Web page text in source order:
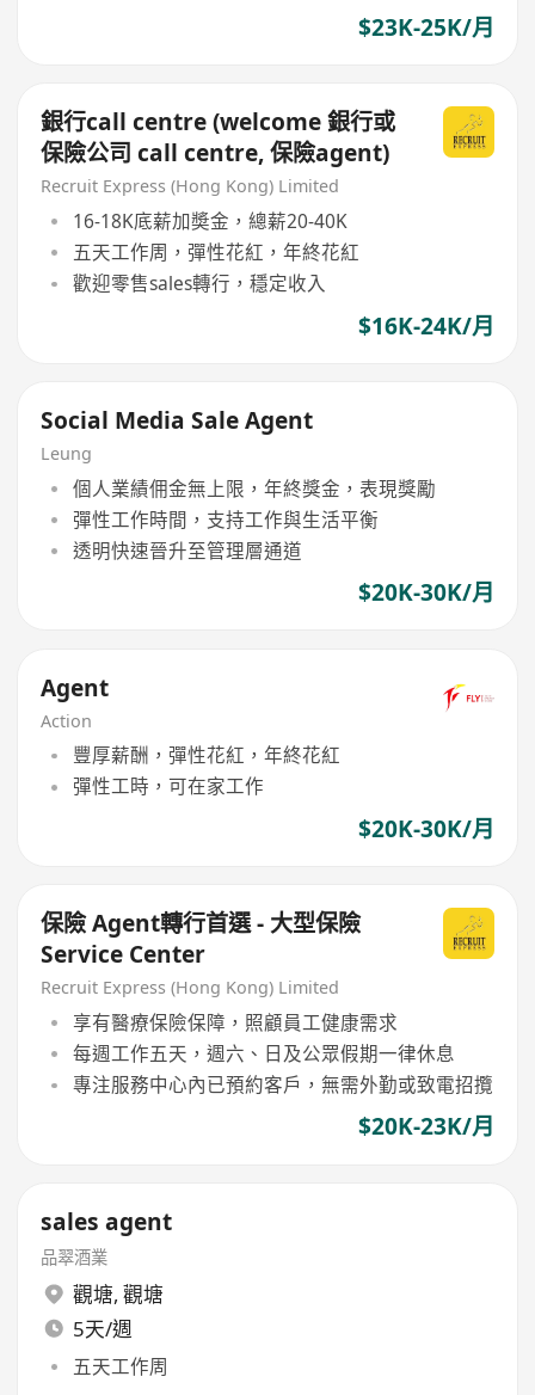
$23K-25K/月
銀行call centre (welcome 銀行或
保險公司 call centre, 保險agent)
Recruit Express (Hong Kong) Limited
16-18K底薪加奬金，總薪20-40K
五天工作周，彈性花紅，年終花紅
歡迎零售sales轉行，穩定收入
$16K-24K/月
Social Media Sale Agent
Leung
個人業績佣金無上限，年終獎金，表現獎勵
彈性工作時間，支持工作與生活平衡
透明快速晉升至管理層通道
$20K-30K/月
Agent
Action
豐厚薪酬，彈性花紅，年終花紅
彈性工時，可在家工作
$20K-30K/月
保險 Agent轉行首選 - 大型保險
Service Center
Recruit Express (Hong Kong) Limited
享有醫療保險保障，照顧員工健康需求
每週工作五天，週六、日及公眾假期一律休息
專注服務中心內已預約客戶，無需外勤或致電招攬
$20K-23K/月
sales agent
品翠酒業
觀塘, 觀塘
5天/週
五天工作周